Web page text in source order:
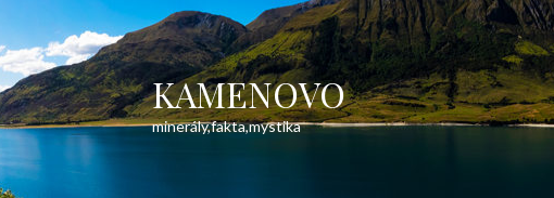
Přeskočit
na
navigaci
Přejít
k
obsahu
KAMENOVO
minerály,fakta,mystika